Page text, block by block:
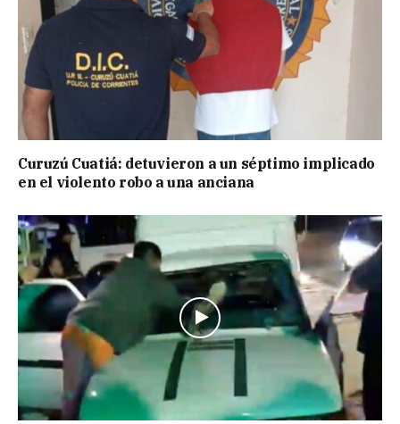
Curuzú Cuatiá: detuvieron a un séptimo implicado
en el violento robo a una anciana